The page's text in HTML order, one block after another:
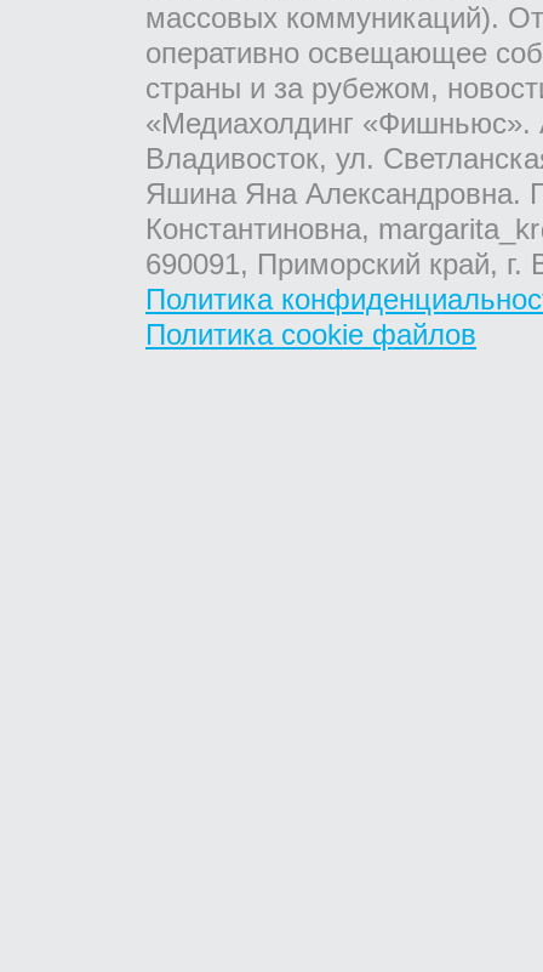
массовых коммуникаций).
оперативно освещающее
страны и за рубежом,
«Медиахолдинг «Фишньюс».
Владивосток, ул.
Яшина Яна Александровна.
Константиновна,
690091, Приморский край,
Политика
Политика cookie файлов